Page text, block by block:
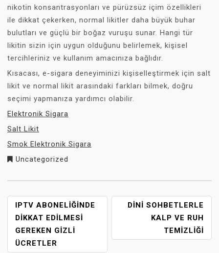
nikotin konsantrasyonları ve pürüzsüz içim özellikleri
ile dikkat çekerken, normal likitler daha büyük buhar
bulutları ve güçlü bir boğaz vuruşu sunar. Hangi tür
likitin sizin için uygun olduğunu belirlemek, kişisel
tercihleriniz ve kullanım amacınıza bağlıdır.
Kısacası, e-sigara deneyiminizi kişiselleştirmek için salt
likit ve normal likit arasındaki farkları bilmek, doğru
seçimi yapmanıza yardımcı olabilir.
Elektronik Sigara
Salt Likit
Smok Elektronik Sigara
Uncategorized
YAZI
GEZINMESI
IPTV ABONELIĞINDE
DIKKAT EDILMESI
GEREKEN GIZLI
ÜCRETLER
DINI SOHBETLERLE
KALP VE RUH
TEMIZLIĞI